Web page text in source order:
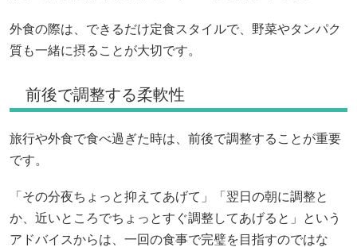
外食の際は、できるだけ定食スタイルで、野菜やタンパク
質も一緒に摂ることが大切です。
前後で調整する柔軟性
旅行や外食で食べ過ぎた時は、前後で調整することが重要
です。
「その分夜ちょっと抑えてあげて」「翌日の朝に調整と
か、近いところでちょっとすぐ調整してあげると」という
アドバイスからは、一回の食事で完璧を目指すのではな